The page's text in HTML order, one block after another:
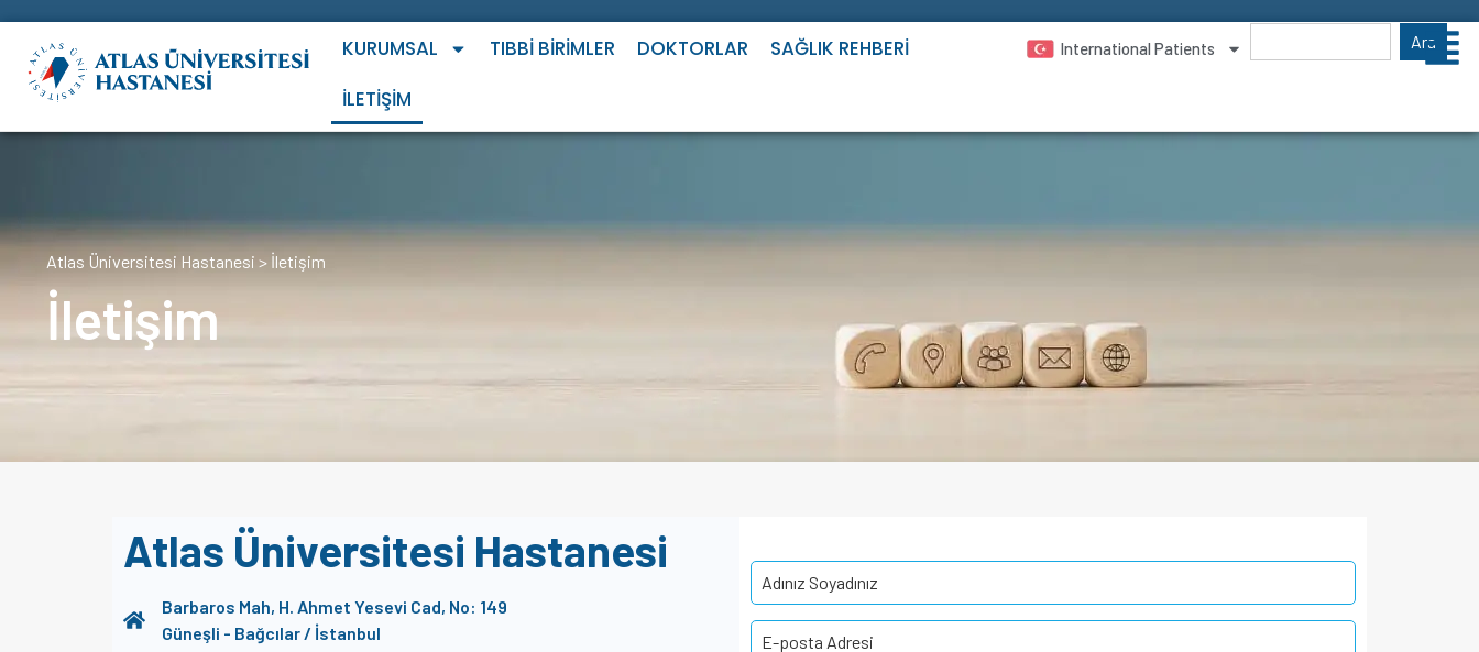
KURUMSAL TIBBI BIRIMLER DOKTORLAR
SAĞLIK REHBERI
İLETIŞIM
International Patients Ara
Atlas Üniversitesi Hastanesi > İletişim
İletişim
Atlas Üniversitesi Hastanesi
Barbaros Mah, H. Ahmet Yesevi Cad, No: 149
Güneşli - Bağcılar / İstanbul